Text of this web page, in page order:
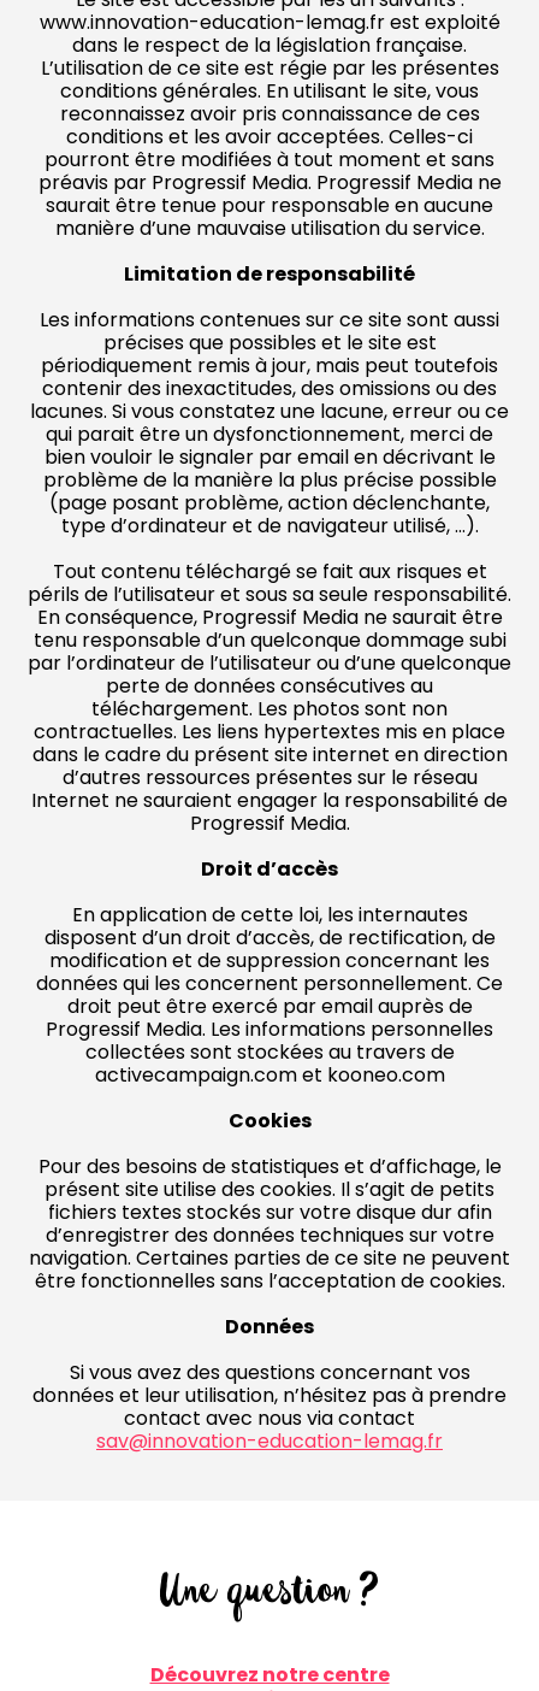
www.innovation-education-lemag.fr est exploité
dans le respect de la législation française.
L’utilisation de ce site est régie par les présentes
conditions générales. En utilisant le site, vous
reconnaissez avoir pris connaissance de ces
conditions et les avoir acceptées. Celles-ci
pourront être modifiées à tout moment et sans
préavis par Progressif Media. Progressif Media ne
saurait être tenue pour responsable en aucune
manière d’une mauvaise utilisation du service.
Limitation de responsabilité
Les informations contenues sur ce site sont aussi
précises que possibles et le site est
périodiquement remis à jour, mais peut toutefois
contenir des inexactitudes, des omissions ou des
lacunes. Si vous constatez une lacune, erreur ou ce
qui parait être un dysfonctionnement, merci de
bien vouloir le signaler par email en décrivant le
problème de la manière la plus précise possible
(page posant problème, action déclenchante,
type d’ordinateur et de navigateur utilisé, …).
Tout contenu téléchargé se fait aux risques et
périls de l’utilisateur et sous sa seule responsabilité.
En conséquence, Progressif Media ne saurait être
tenu responsable d’un quelconque dommage subi
par l’ordinateur de l’utilisateur ou d’une quelconque
perte de données consécutives au
téléchargement. Les photos sont non
contractuelles. Les liens hypertextes mis en place
dans le cadre du présent site internet en direction
d’autres ressources présentes sur le réseau
Internet ne sauraient engager la responsabilité de
Progressif Media.
Droit d’accès
En application de cette loi, les internautes
disposent d’un droit d’accès, de rectification, de
modification et de suppression concernant les
données qui les concernent personnellement. Ce
droit peut être exercé par email auprès de
Progressif Media. Les informations personnelles
collectées sont stockées au travers de
activecampaign.com et kooneo.com
Cookies
Pour des besoins de statistiques et d’affichage, le
présent site utilise des cookies. Il s’agit de petits
fichiers textes stockés sur votre disque dur afin
d’enregistrer des données techniques sur votre
navigation. Certaines parties de ce site ne peuvent
être fonctionnelles sans l’acceptation de cookies.
Données
Si vous avez des questions concernant vos
données et leur utilisation, n’hésitez pas à prendre
contact avec nous via contact
sav@innovation-education-lemag.fr
Une question ?
Découvrez notre centre